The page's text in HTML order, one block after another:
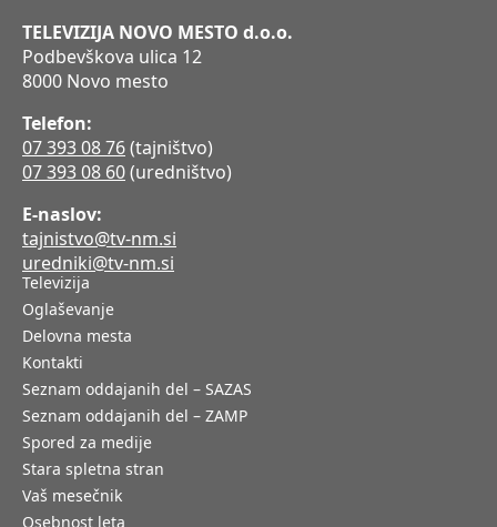
TELEVIZIJA NOVO MESTO d.o.o.
Podbevškova ulica 12
8000 Novo mesto
Telefon:
07 393 08 76(tajništvo)
07 393 08 60(uredništvo)
E-naslov:
tajnistvo@tv-nm.si
uredniki@tv-nm.si
Televizija
Oglaševanje
Delovna mesta
Kontakti
Seznam oddajanih del – SAZAS
Seznam oddajanih del – ZAMP
Spored za medije
Stara spletna stran
Vaš mesečnik
Osebnost leta